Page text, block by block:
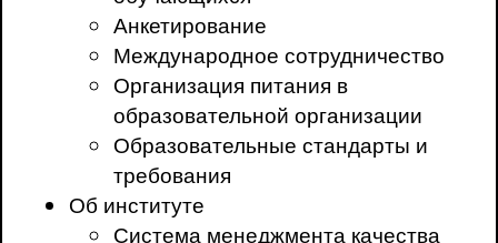
Анкетирование
Международное сотрудничество
Организация питания в
образовательной организации
Образовательные стандарты и
требования
Об институте
Система менеджмента качества